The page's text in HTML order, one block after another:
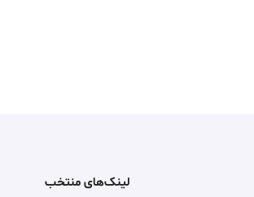
لینک‌های منتخب